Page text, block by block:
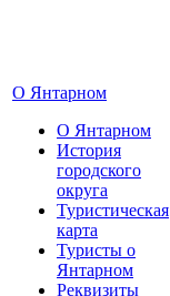
О Янтарном
О Янтарном
История
городского
округа
Туристическая
карта
Туристы о
Янтарном
Реквизиты